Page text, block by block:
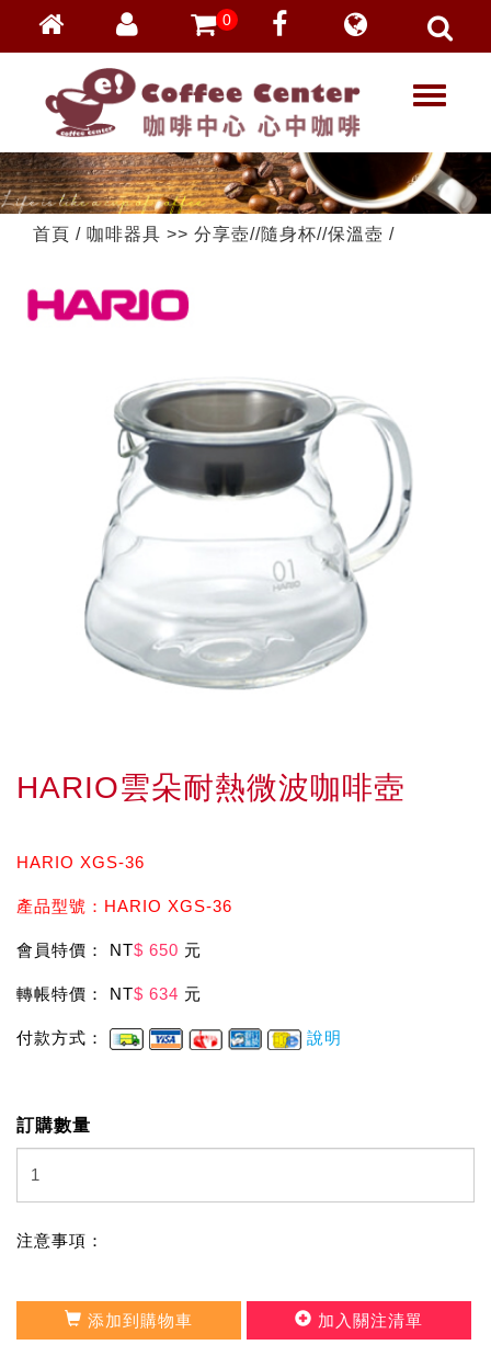
會員登入
忘記密碼
加入會員
VIP登入
VIP申請
0
T
g
l
e
首頁 / 咖啡器具 >> 分享壺//隨身杯//保溫壺 /
HARIO雲朵耐熱微波咖啡壺
HARIO XGS-36
產品型號：HARIO XGS-36
會員特價： NT$ 650 元
轉帳特價： NT$ 634 元
付款方式： 說明
訂購數量
注意事項：
添加到購物車 加入關注清單